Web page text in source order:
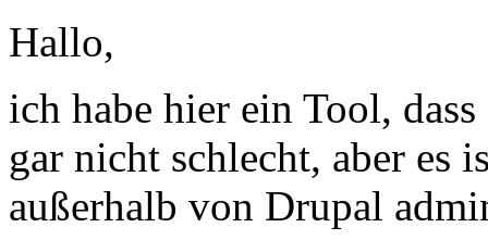
Hallo,
ich habe hier ein Tool,
gar nicht schlecht, aber es
außerhalb von Drupal